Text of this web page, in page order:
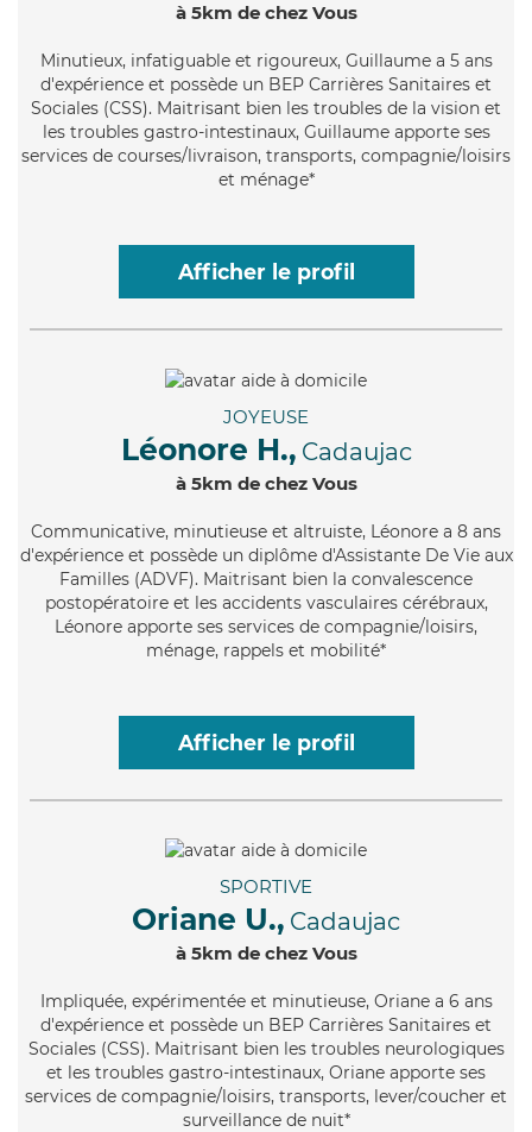
à 5km de chez Vous
Minutieux, infatiguable et rigoureux, Guillaume a 5 ans
d'expérience et possède un BEP Carrières Sanitaires et
Sociales (CSS). Maitrisant bien les troubles de la vision et
les troubles gastro-intestinaux, Guillaume apporte ses
services de courses/livraison, transports, compagnie/loisirs
et ménage*
Afficher le profil
JOYEUSE
Léonore H., Cadaujac
à 5km de chez Vous
Communicative, minutieuse et altruiste, Léonore a 8 ans
d'expérience et possède un diplôme d'Assistante De Vie aux
Familles (ADVF). Maitrisant bien la convalescence
postopératoire et les accidents vasculaires cérébraux,
Léonore apporte ses services de compagnie/loisirs,
ménage, rappels et mobilité*
Afficher le profil
SPORTIVE
Oriane U., Cadaujac
à 5km de chez Vous
Impliquée, expérimentée et minutieuse, Oriane a 6 ans
d'expérience et possède un BEP Carrières Sanitaires et
Sociales (CSS). Maitrisant bien les troubles neurologiques
et les troubles gastro-intestinaux, Oriane apporte ses
services de compagnie/loisirs, transports, lever/coucher et
surveillance de nuit*